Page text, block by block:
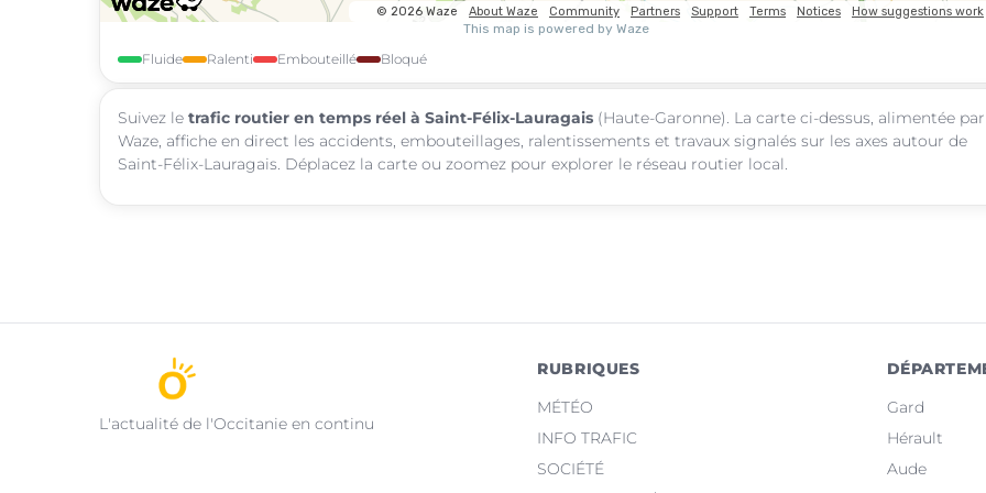
Fluide Ralenti Embouteillé Bloqué
Suivez le trafic routier en temps réel à Saint-Félix-Lauragais (Haute-Garonne). La carte ci-dessus, alimentée par
Waze, affiche en direct les accidents, embouteillages, ralentissements et travaux signalés sur les axes autour de
Saint-Félix-Lauragais. Déplacez la carte ou zoomez pour explorer le réseau routier local.
L'actualité de l'Occitanie en continu
RUBRIQUES
MÉTÉO
INFO TRAFIC
SOCIÉTÉ
Gard
Hérault
Aude